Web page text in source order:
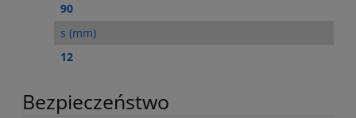
90
s (mm)
12
Bezpieczeństwo